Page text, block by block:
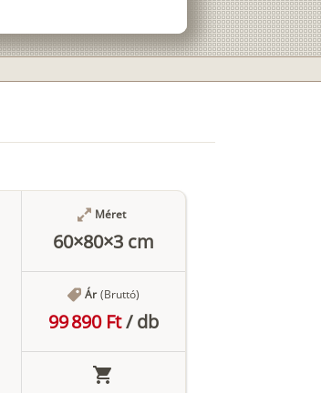
Méret
60×80×3 cm
Ár (Bruttó)
99 890 Ft/db